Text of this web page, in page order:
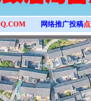
网络推广投稿